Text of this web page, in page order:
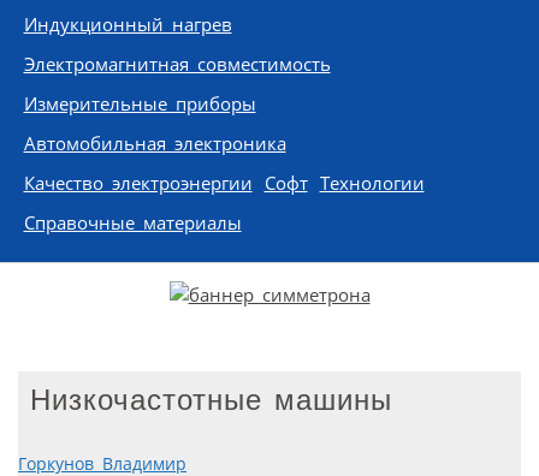
Индукционный нагрев
Электромагнитная совместимость
Измерительные приборы
Автомобильная электроника
Качество электроэнергии Софт Технологии
Справочные материалы
Низкочастотные машины
Горкунов Владимир